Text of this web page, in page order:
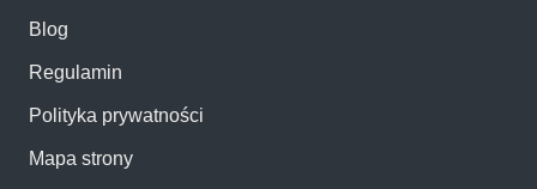
Blog
Regulamin
Polityka prywatności
Mapa strony